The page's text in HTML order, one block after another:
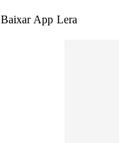
Baixar App Lera